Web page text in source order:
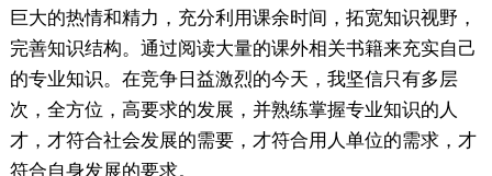
巨大的热情和精力，充分利用课余时间，拓宽知识视野，
完善知识结构。通过阅读大量的课外相关书籍来充实自己
的专业知识。在竞争日益激烈的今天，我坚信只有多层
次，全方位，高要求的发展，并熟练掌握专业知识的人
才，才符合社会发展的需要，才符合用人单位的需求，才
符合自身发展的要求。